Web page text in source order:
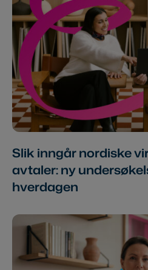
Slik inngår nordiske
avtaler: ny
hverdagen